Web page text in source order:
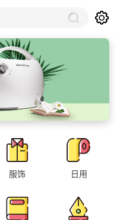
服饰 日用